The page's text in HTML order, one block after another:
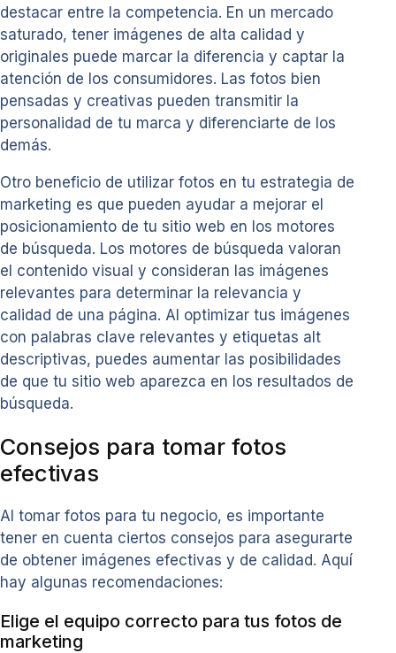
destacar entre la competencia. En un mercado
saturado, tener imágenes de alta calidad y
originales puede marcar la diferencia y captar la
atención de los consumidores. Las fotos bien
pensadas y creativas pueden transmitir la
personalidad de tu marca y diferenciarte de los
demás.
Otro beneficio de utilizar fotos en tu estrategia de
marketing es que pueden ayudar a mejorar el
posicionamiento de tu sitio web en los motores
de búsqueda. Los motores de búsqueda valoran
el contenido visual y consideran las imágenes
relevantes para determinar la relevancia y
calidad de una página. Al optimizar tus imágenes
con palabras clave relevantes y etiquetas alt
descriptivas, puedes aumentar las posibilidades
de que tu sitio web aparezca en los resultados de
búsqueda.
Consejos para tomar fotos
efectivas
Al tomar fotos para tu negocio, es importante
tener en cuenta ciertos consejos para asegurarte
de obtener imágenes efectivas y de calidad. Aquí
hay algunas recomendaciones:
Elige el equipo correcto para tus fotos de
marketing